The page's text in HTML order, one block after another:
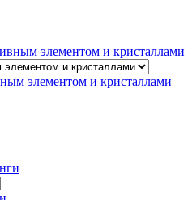
элементом и кристаллами